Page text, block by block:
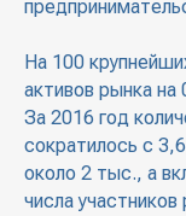
На 100
активов рынка
За 2016 год
сократилось с
около 2 тыс., а
числа